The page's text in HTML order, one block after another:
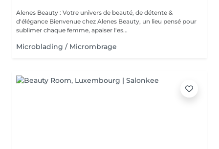
Alenes Beauty : Votre univers de beauté, de détente &
d'élégance Bienvenue chez Alenes Beauty, un lieu pensé pour
sublimer chaque femme, apaiser l'es...
Microblading / Micrombrage